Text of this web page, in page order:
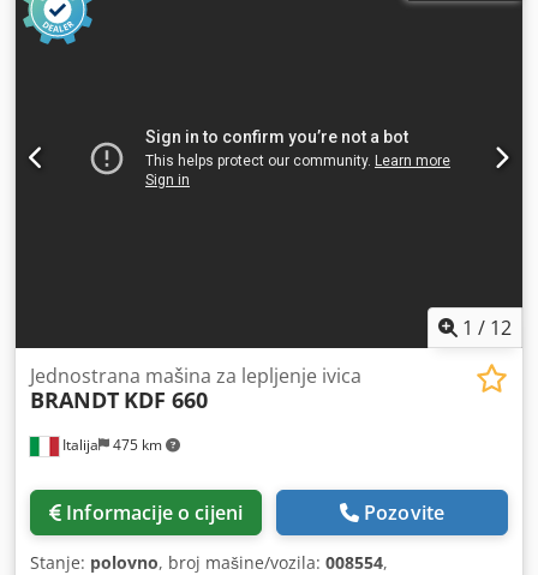
1 / 12
Italija 475 km
Jednostrana mašina za lepljenje ivica
BRANDT KDF 660
Informacije o cijeni Pozovite
Stanje: polovno, broj mašine/vozila: 008554,